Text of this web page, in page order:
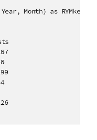
Month) as RYMkey;